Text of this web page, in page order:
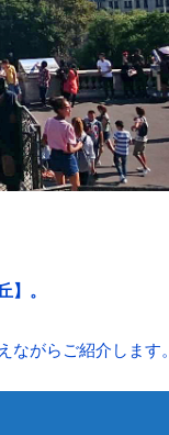
】。
がらご紹介します。